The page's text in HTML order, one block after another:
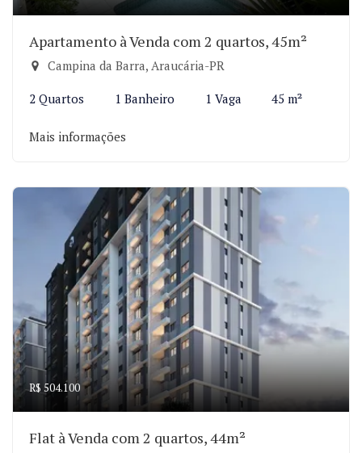
Apartamento à Venda com 2 quartos, 45m²
Campina da Barra, Araucária-PR
2 Quartos 1 Banheiro 1 Vaga 45 m²
Mais informações
R$ 504.100
Flat à Venda com 2 quartos, 44m²